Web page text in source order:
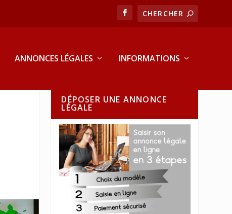
ANNONCES LÉGALES INFORMATIONS
DÉPOSER UNE ANNONCE
LÉGALE